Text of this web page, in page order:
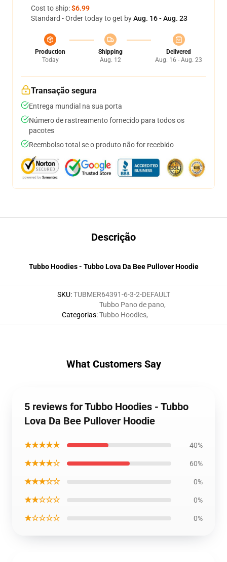
Cost to ship:$6.99
Standard - Order today to get byAug. 16 - Aug. 23
Production
Today
Shipping
Aug. 12
Delivered
Aug. 16 - Aug. 23
Transação segura
Entrega mundial na sua porta
Número de rastreamento fornecido para todos os
pacotes
Reembolso total se o produto não for recebido
Descrição
Tubbo Hoodies - Tubbo Lova Da Bee Pullover Hoodie
SKU:TUBMER64391-6-3-2-DEFAULT
Categorias:
Tubbo Pano de pano,
Tubbo Hoodies,
What Customers Say
5 reviews for Tubbo Hoodies - Tubbo
Lova Da Bee Pullover Hoodie
★★★★★ 40%
★★★★☆ 60%
★★★☆☆ 0%
★★☆☆☆ 0%
★☆☆☆☆ 0%